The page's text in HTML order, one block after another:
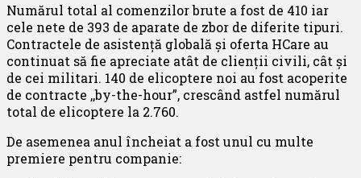
Numărul total al comenzilor brute a fost de 410 iar
cele nete de 393 de aparate de zbor de diferite tipuri.
Contractele de asistență globală și oferta HCare au
continuat să fie apreciate atât de clienții civili, cât și
de cei militari. 140 de elicoptere noi au fost acoperite
de contracte ,,by-the-hour”, crescând astfel numărul
total de elicoptere la 2.760.
De asemenea anul încheiat a fost unul cu multe
premiere pentru companie: